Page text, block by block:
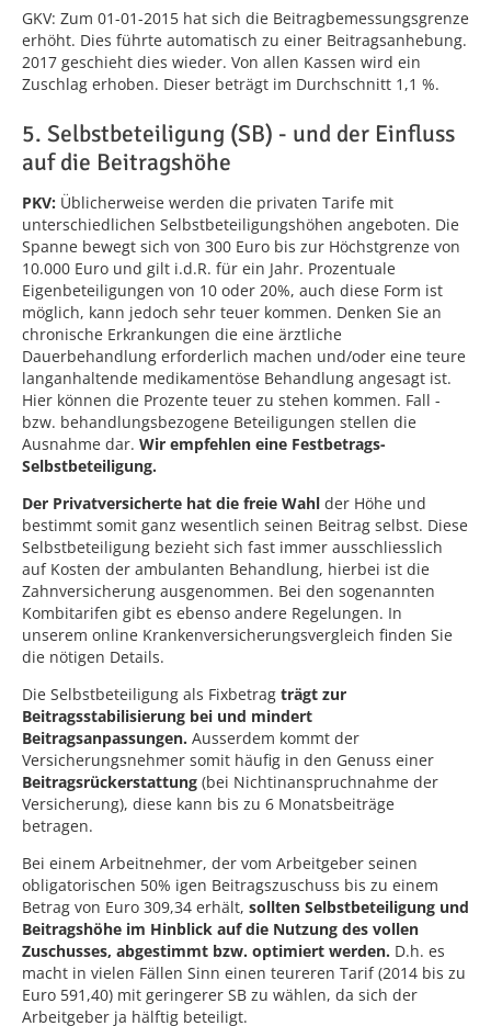
GKV: Zum 01-01-2015 hat sich die Beitragbemessungsgrenze
erhöht. Dies führte automatisch zu einer Beitragsanhebung.
2017 geschieht dies wieder. Von allen Kassen wird ein
Zuschlag erhoben. Dieser beträgt im Durchschnitt 1,1 %.
5. Selbstbeteiligung (SB) - und der Einfluss
auf die Beitragshöhe
PKV: Üblicherweise werden die privaten Tarife mit
unterschiedlichen Selbstbeteiligungshöhen angeboten. Die
Spanne bewegt sich von 300 Euro bis zur Höchstgrenze von
10.000 Euro und gilt i.d.R. für ein Jahr. Prozentuale
Eigenbeteiligungen von 10 oder 20%, auch diese Form ist
möglich, kann jedoch sehr teuer kommen. Denken Sie an
chronische Erkrankungen die eine ärztliche
Dauerbehandlung erforderlich machen und/oder eine teure
langanhaltende medikamentöse Behandlung angesagt ist.
Hier können die Prozente teuer zu stehen kommen. Fall -
bzw. behandlungsbezogene Beteiligungen stellen die
Ausnahme dar. Wir empfehlen eine Festbetrags-
Selbstbeteiligung.
Der Privatversicherte hat die freie Wahl der Höhe und
bestimmt somit ganz wesentlich seinen Beitrag selbst. Diese
Selbstbeteiligung bezieht sich fast immer ausschliesslich
auf Kosten der ambulanten Behandlung, hierbei ist die
Zahnversicherung ausgenommen. Bei den sogenannten
Kombitarifen gibt es ebenso andere Regelungen. In
unserem online Krankenversicherungsvergleich finden Sie
die nötigen Details.
Die Selbstbeteiligung als Fixbetrag trägt zur
Beitragsstabilisierung bei und mindert
Beitragsanpassungen. Ausserdem kommt der
Versicherungsnehmer somit häufig in den Genuss einer
Beitragsrückerstattung (bei Nichtinanspruchnahme der
Versicherung), diese kann bis zu 6 Monatsbeiträge
betragen.
Bei einem Arbeitnehmer, der vom Arbeitgeber seinen
obligatorischen 50% igen Beitragszuschuss bis zu einem
Betrag von Euro 309,34 erhält, sollten Selbstbeteiligung und
Beitragshöhe im Hinblick auf die Nutzung des vollen
Zuschusses, abgestimmt bzw. optimiert werden. D.h. es
macht in vielen Fällen Sinn einen teureren Tarif (2014 bis zu
Euro 591,40) mit geringerer SB zu wählen, da sich der
Arbeitgeber ja hälftig beteiligt.